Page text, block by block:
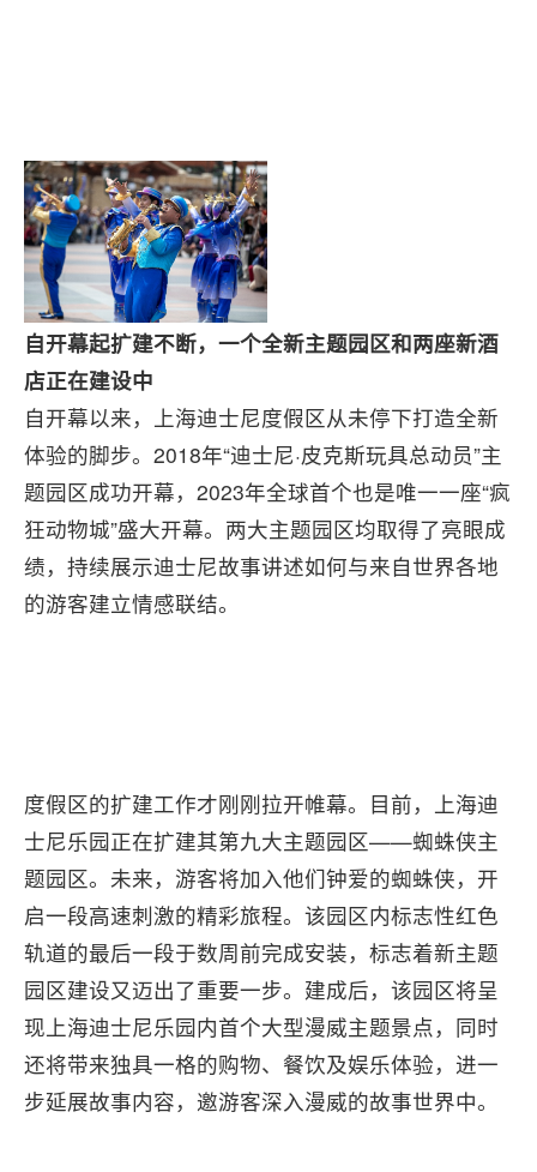
自开幕起扩建不断，一个全新主题园区和两座新酒
店正在建设中
自开幕以来，上海迪士尼度假区从未停下打造全新
体验的脚步。2018年“迪士尼·皮克斯玩具总动员”主
题园区成功开幕，2023年全球首个也是唯一一座“疯
狂动物城”盛大开幕。两大主题园区均取得了亮眼成
绩，持续展示迪士尼故事讲述如何与来自世界各地
的游客建立情感联结。
度假区的扩建工作才刚刚拉开帷幕。目前，上海迪
士尼乐园正在扩建其第九大主题园区——蜘蛛侠主
题园区。未来，游客将加入他们钟爱的蜘蛛侠，开
启一段高速刺激的精彩旅程。该园区内标志性红色
轨道的最后一段于数周前完成安装，标志着新主题
园区建设又迈出了重要一步。建成后，该园区将呈
现上海迪士尼乐园内首个大型漫威主题景点，同时
还将带来独具一格的购物、餐饮及娱乐体验，进一
步延展故事内容，邀游客深入漫威的故事世界中。